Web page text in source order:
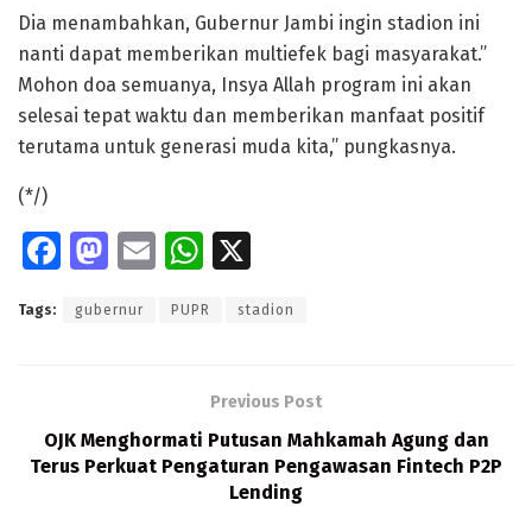
Dia menambahkan, Gubernur Jambi ingin stadion ini
nanti dapat memberikan multiefek bagi masyarakat.”
Mohon doa semuanya, Insya Allah program ini akan
selesai tepat waktu dan memberikan manfaat positif
terutama untuk generasi muda kita,” pungkasnya.
(*/)
Fa
b
k
M
to
n
E
ai
W
at
A
p
p
Tags: gubernur PUPR stadion
Previous Post
OJK Menghormati Putusan Mahkamah Agung dan
Terus Perkuat Pengaturan Pengawasan Fintech P2P
Lending